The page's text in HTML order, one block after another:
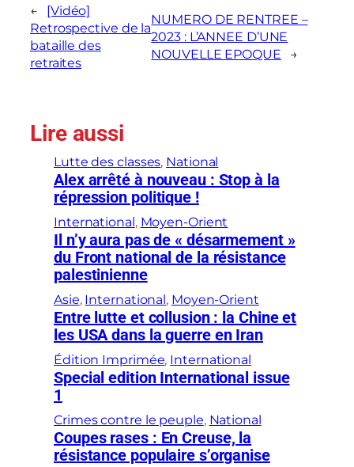
←
[Vidéo]
Retrospective de la
bataille des
retraites
NUMERO DE RENTREE –
2023 : L’ANNEE D’UNE
NOUVELLE EPOQUE
→
Lire aussi
Lutte des classes, National
Alex arrêté à nouveau : Stop à la
répression politique !
International, Moyen-Orient
Il n’y aura pas de « désarmement »
du Front national de la résistance
palestinienne
Asie, International, Moyen-Orient
Entre lutte et collusion : la Chine et
les USA dans la guerre en Iran
Édition Imprimée, International
Special edition International issue
1
Crimes contre le peuple, National
Coupes rases : En Creuse, la
résistance populaire s’organise